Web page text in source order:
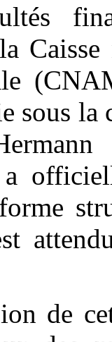
sous
de